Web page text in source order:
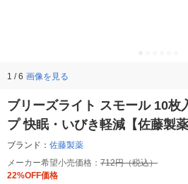
1 / 6 画像を見る
ブリーズライト スモール 10枚
プ 快眠・いびき軽減【佐藤製薬
ブランド： 佐藤製薬
メーカー希望小売価格： 712円（税込）
22%OFF価格